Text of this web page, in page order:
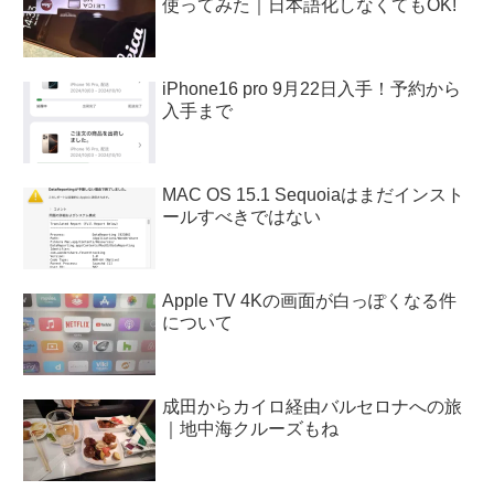
使ってみた｜日本語化しなくてもOK!
iPhone16 pro 9月22日入手！予約から
入手まで
MAC OS 15.1 Sequoiaはまだインスト
ールすべきではない
Apple TV 4Kの画面が白っぽくなる件
について
成田からカイロ経由バルセロナへの旅
｜地中海クルーズもね